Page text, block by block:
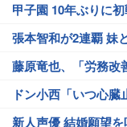
甲子園 10年ぶりに
張本智和が2連覇 妹
藤原竜也、「労務改
ドン小西「いつ心臓
新人声優 結婚願望